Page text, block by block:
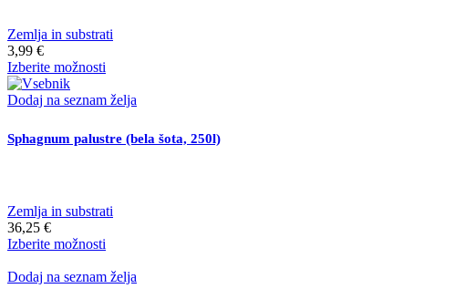
izdelka
Zemlja in substrati
3,99 €
Izberite možnosti
ima
različic.
Možnosti
strani
Dodaj na seznam želja
Sphagnum palustre (bela šota, 250l)
Zemlja in substrati
36,25 €
Izberite možnosti
ima
Dodaj na seznam želja